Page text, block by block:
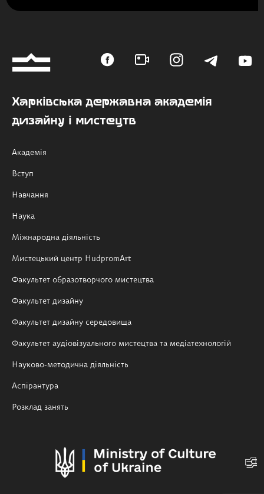
Харківська державна академія
дизайну і мистецтв
Академія
Вступ
Навчання
Наука
Міжнародна діяльність
Мистецький центр HudpromArt
Факультет образотворчого мистецтва
Факультет дизайну
Факультет дизайну середовища
Факультет аудіовізуального мистецтва та медіатехнологій
Науково-методична діяльність
Аспірантура
Розклад занять